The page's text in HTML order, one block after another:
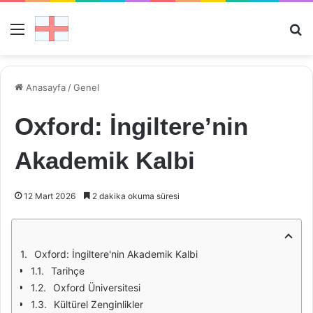
Menü
Anasayfa /Genel
Oxford: İngiltere’nin
Akademik Kalbi
12 Mart 2026 2 dakika okuma süresi
Oxford: İngiltere'nin Akademik Kalbi
Tarihçe
Oxford Üniversitesi
Kültürel Zenginlikler